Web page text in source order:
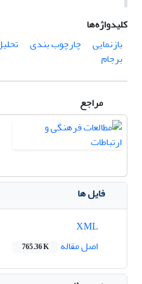
کلیدواژه‌ها
بازنمایی
چارچوب بندی
برجام
مراجع
فایل ها
اصل مقاله
765.36 K